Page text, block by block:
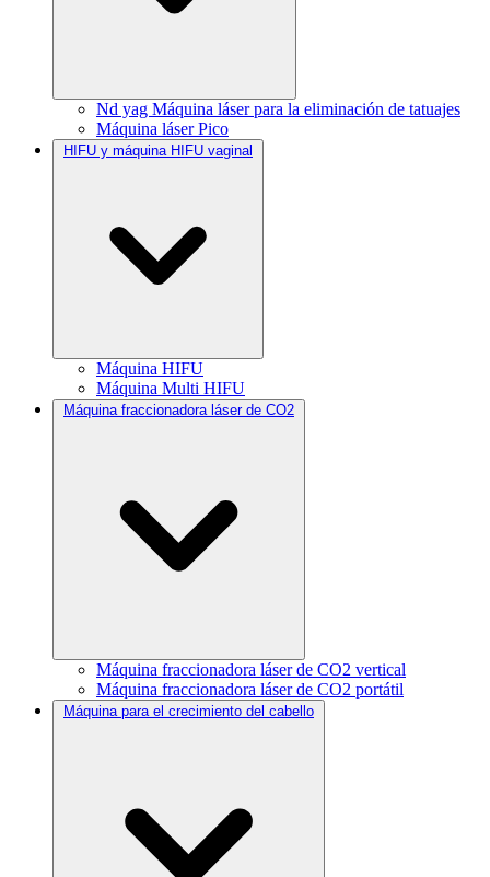
Nd yag Máquina láser para la eliminación de tatuajes
Máquina láser Pico
HIFU y máquina HIFU vaginal
Máquina HIFU
Máquina Multi HIFU
Máquina fraccionadora láser de CO2
Máquina fraccionadora láser de CO2 vertical
Máquina fraccionadora láser de CO2 portátil
Máquina para el crecimiento del cabello